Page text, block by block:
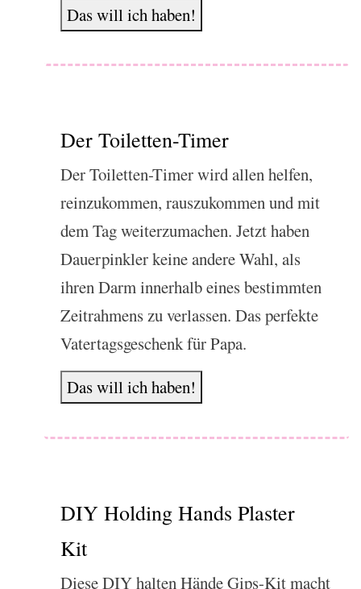
Das will ich haben!
Der Toiletten-Timer
Der Toiletten-Timer wird allen helfen,
reinzukommen, rauszukommen und mit
dem Tag weiterzumachen. Jetzt haben
Dauerpinkler keine andere Wahl, als
ihren Darm innerhalb eines bestimmten
Zeitrahmens zu verlassen. Das perfekte
Vatertagsgeschenk für Papa.
Das will ich haben!
DIY Holding Hands Plaster
Kit
Diese DIY halten Hände Gips-Kit macht